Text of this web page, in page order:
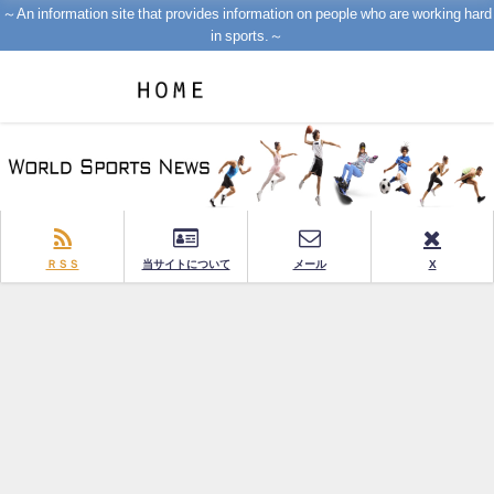
～An information site that provides information on people who are working hard
in sports.～
ＲＳＳ 当サイトについて メール X